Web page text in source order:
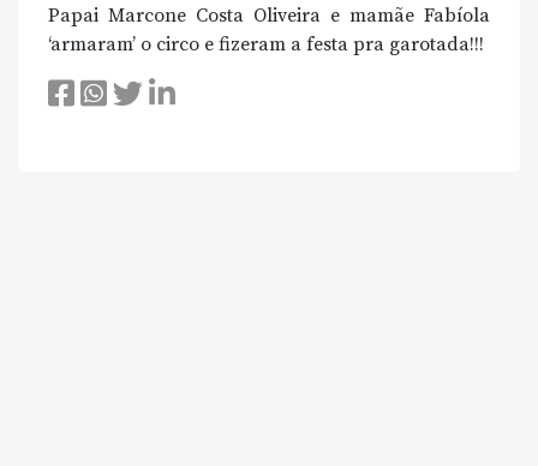
Papai Marcone Costa Oliveira e mamãe Fabíola
‘armaram’ o circo e fizeram a festa pra garotada!!!